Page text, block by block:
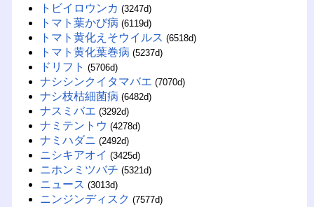
トビイロウンカ (3247d)
トマト葉かび病 (6119d)
トマト黄化えそウイルス (6518d)
トマト黄化葉巻病 (5237d)
ドリフト (5706d)
ナシシンクイタマバエ (7070d)
ナシ枝枯細菌病 (6482d)
ナスミバエ (3292d)
ナミテントウ (4278d)
ナミハダニ (2492d)
ニシキアオイ (3425d)
ニホンミツバチ (5321d)
ニュース (3013d)
ニンジンディスク (7577d)